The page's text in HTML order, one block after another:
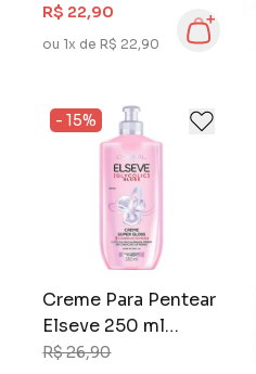
R$ 22,90
ou 1x de R$ 22,90
Creme Para Pentear
Elseve 250 ml
Glycolic Gloss
R$ 26,90
- 15%